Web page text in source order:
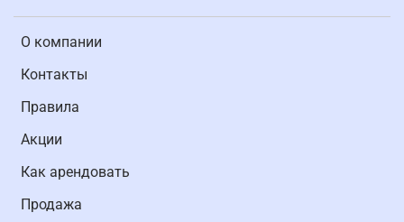
О компании
Контакты
Правила
Акции
Как арендовать
Продажа